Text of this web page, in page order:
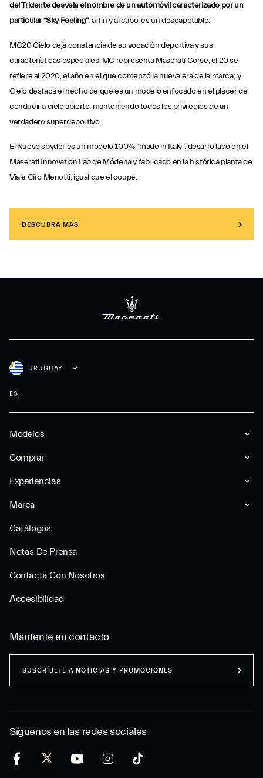
del Tridente desvela el nombre de un automóvil caracterizado por un
particular “Sky Feeling”: al fin y al cabo, es un descapotable.
MC20 Cielo deja constancia de su vocación deportiva y sus
características especiales: MC representa Maserati Corse, el 20 se
refiere al 2020, el año en el que comenzó la nueva era de la marca; y
Cielo destaca el hecho de que es un modelo enfocado en el placer de
conducir a cielo abierto, manteniendo todos los privilegios de un
verdadero superdeportivo.
El Nuevo spyder es un modelo 100% “made in Italy”: desarrollado en el
Maserati Innovation Lab de Módena y fabricado en la histórica planta de
Viale Ciro Menotti, igual que el coupé.
DESCUBRA MÁS
Modelos
Comprar
Experiencias
Marca
Catálogos
Notas De Prensa
Contacta Con Nosotros
Accesibilidad
URUGUAY
ES
Síguenos en las redes sociales
Mantente en contacto
SUSCRÍBETE A NOTICIAS Y PROMOCIONES